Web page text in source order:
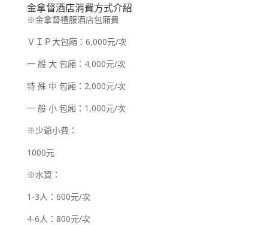
金拿督酒店消費方式介紹
​※金拿督禮服酒店包廂費
ＶＩＰ大包廂：6,000元/次
一 般 大 包廂：4,000元/次
特 殊 中 包廂：2,000元/次
一 般 小 包廂：1,000元/次
※少爺小費：
1000元
※水資：
1-3人：600元/次
4-6人：800元/次